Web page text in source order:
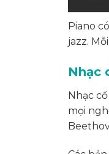
Piano
jazz.
Nhạc
Nhạc
mọi